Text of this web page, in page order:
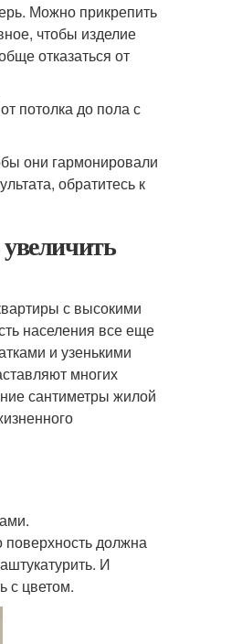
Можно прикрепить
чтобы изделие
отказаться от
потолка до пола с
они гармонировали
обратитесь к
с высокими
населения все еще
и узенькими
многих
сантиметры жилой
поверхность должна
И
с цветом.